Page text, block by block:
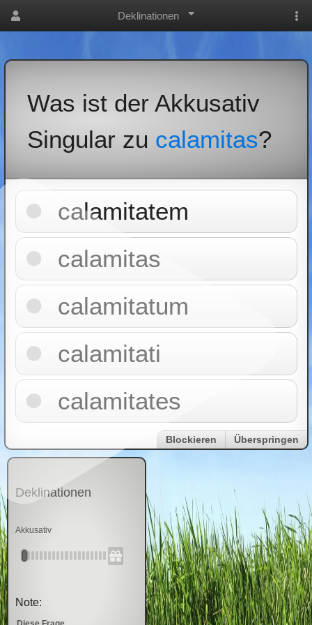
Deklinationen
Was ist der Akkusativ
Singular zu calamitas?
calamitatem
calamitas
calamitatum
calamitati
calamitates
Blockieren Überspringen
Deklinationen
Akkusativ
Note: